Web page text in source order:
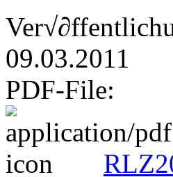
09.03.2011
PDF-File: